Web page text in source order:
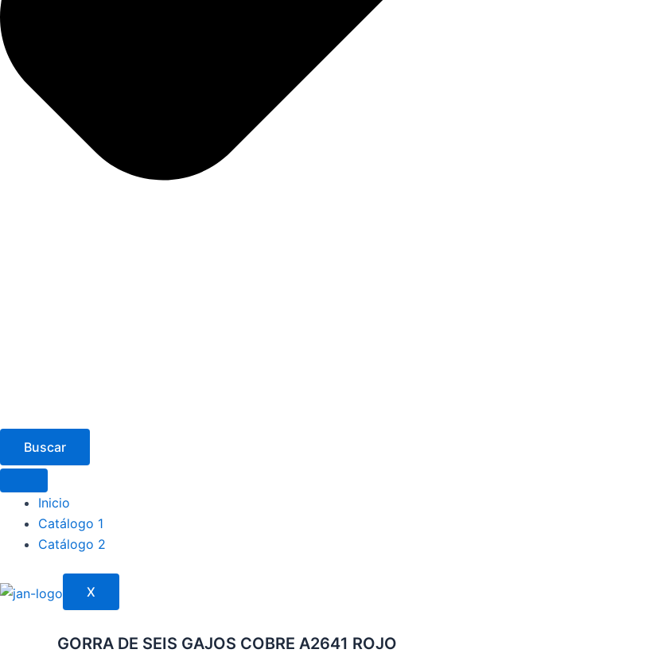
Buscar
Inicio
Catálogo 1
Catálogo 2
X
GORRA DE SEIS GAJOS COBRE A2641 ROJO